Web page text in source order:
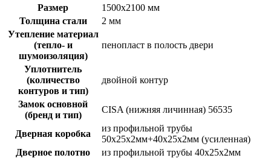
Размер
1500х2100 мм
Толщина стали
2 мм
Утепление материал
(тепло- и
шумоизоляция)
пенопласт в полость двери
Уплотнитель
(количество
контуров и тип)
двойной контур
Замок основной
(бренд и тип)
CISA (нижняя личинная) 56535
Дверная коробка
из профильной трубы
50х25х2мм+40х25х2мм (усиленная)
Дверное полотно
из профильной трубы 40х25х2мм